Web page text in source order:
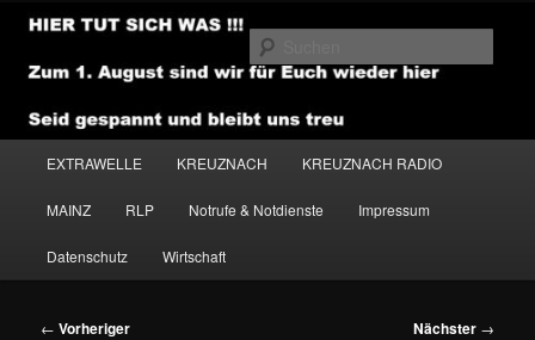
Zum
primären
Inhalt
NEWSHOUSE.MEDIA
EXTRAWELLE KREUZNACH KREUZNACH RADIO
MAINZ RLP Notrufe & Notdienste Impressum
Datenschutz Wirtschaft
Beitragsnavigation
← Vorheriger Nächster →